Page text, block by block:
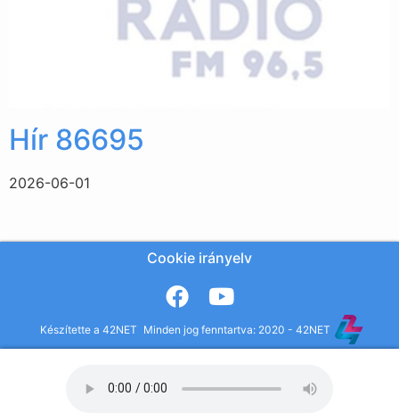
Hír 86695
2026-06-01
Készítette a 42NET Minden jog fenntartva: 2020 - 42NET
Cookie irányelv